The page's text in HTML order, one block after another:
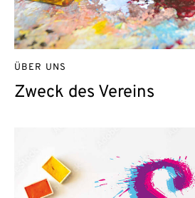
Zweck des Vereins
ÜBER UNS